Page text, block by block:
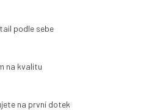
podle sebe
na kvalitu
na první dotek